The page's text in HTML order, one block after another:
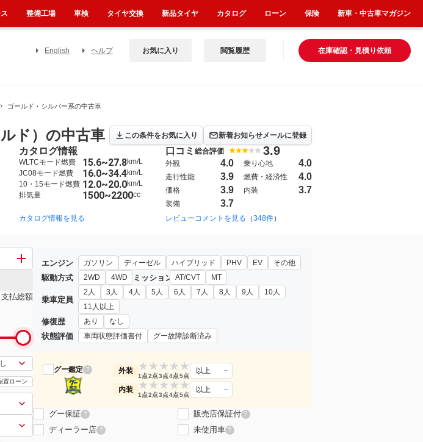
English ヘルプ 在庫確認・見積り依頼
お気に入り 閲覧履歴
ゴールド・シルバー系の中古車
ド）の中古車 この条件をお気に入り 新着お知らせメールに登録
2000年8月~2006年10月（7） 2012年5月~2025年11月（655）
カタログ情報
WLTCモード燃費 15.6~27.8km/L
JC08モード燃費
16.0~34.4km/L
10・15モード燃費 12.0~20.0km/L
排気量
1500~2200cc
カタログ情報を見る
口コミ 総合評価 3.9
外観 4.0 乗り心地 4.0
走行性能 3.9 燃費・経済性 4.0
価格 3.9 内装 3.7
装備 3.7
レビューコメントを見る （348件）
支払総額
置ローン
エンジン ガソリン ディーゼル ハイブリッド PHV EV その他
駆動方式 2WD 4WD ミッション AT/CVT MT
乗車定員
2人 3人 4人 5人 6人 7人 8人 9人
10人
11人以上
修復歴 あり なし
状態評価 車両状態評価書付 グー故障診断済み
グー鑑定 ? 外装 ★
1点
★
2点
★
3点
★
4点
★
5点
以上
内装 ★
1点
★
2点
★
3点
★
4点
★
5点
以上
グー保証 ? 販売店保証付 ?
ディーラー店 ? 未使用車 ?
整備工場 車検 タイヤ交換 新品タイヤ カタログ ローン 保険 新車・中古車マガジン